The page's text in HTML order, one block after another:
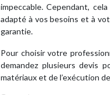
impeccable. Cependant,
adapté à vos besoins et à
garantie.
Pour choisir votre
demandez plusieurs devis
matériaux et de l’exécution